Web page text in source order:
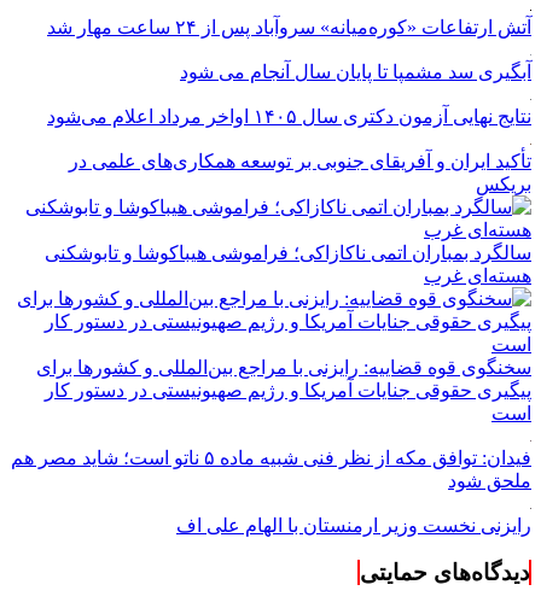
آتش ارتفاعات «کوره‌میانه» سروآباد پس از ۲۴ ساعت مهار شد
آبگیری سد مشمپا تا پایان سال آنجام می شود
نتایج نهایی آزمون دکتری سال ۱۴۰۵ اواخر مرداد اعلام می‌شود
تأکید ایران و آفریقای جنوبی بر توسعه همکاری‌های علمی در
بریکس
سالگرد بمباران اتمی ناکازاکی؛ فراموشی هیباکوشا و تابوشکنی
هسته‌ای غرب
سخنگوی قوه قضاییه: رایزنی‌ با مراجع بین‌المللی و کشور‌ها برای
پیگیری حقوقی جنایات آمریکا و رژیم صهیونیستی در دستور کار
است
فیدان: توافق مکه از نظر فنی شبیه ماده ۵ ناتو است؛ شاید مصر هم
ملحق شود
رایزنی نخست وزیر ارمنستان با الهام علی اف
دیدگاه‌های حمایتی